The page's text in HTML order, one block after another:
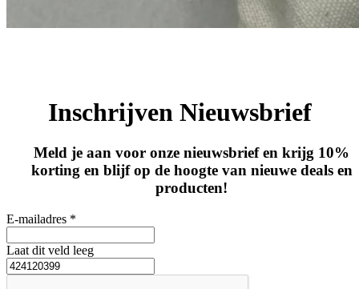
Inschrijven Nieuwsbrief
Meld je aan voor onze nieuwsbrief en krijg 10%
korting en blijf op de hoogte van nieuwe deals en
producten!
E-mailadres *
Laat dit veld leeg